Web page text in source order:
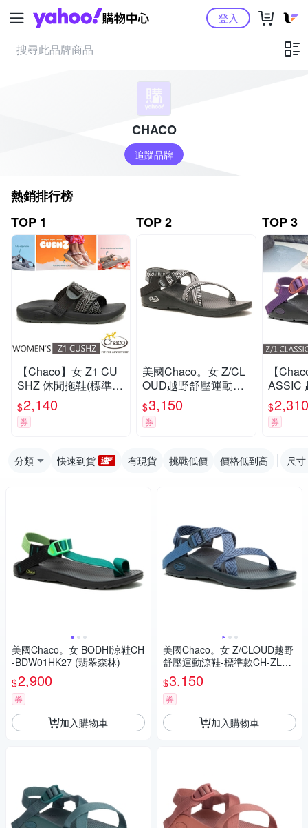
Yahoo購物中心登入
CHACO
追蹤品牌
熱銷排行榜
TOP 1
【Chaco】女 Z1 CU
SHZ 休閒拖鞋(標準
款)/戶外拖鞋.海灘鞋_
CH-USW01-HL22 葉
茂黛黑
$2,140
券
TOP 2
美國Chaco。女 Z/CL
OUD越野舒壓運動涼
鞋-標準款CH-ZLW01
HK19 (黑白平衡)
$3,150
券
TOP 3
【
ASSIC
(標準
力
$2,310
券
分類 快速到貨 有現貨 挑戰低價 價格低到高 尺寸
美國Chaco。女 BODHI涼鞋CH
-BDW01HK27 (翡翠森林)
$2,900
券
加入購物車
美國Chaco。女 Z/CLOUD越野
舒壓運動涼鞋-標準款CH-ZLW0
1HK17 (藍調絲絨)
$3,150
券
加入購物車